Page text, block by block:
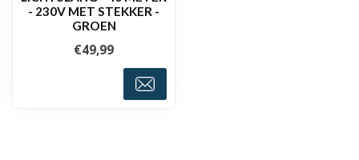
- 230V MET STEKKER -
GROEN
€49,99